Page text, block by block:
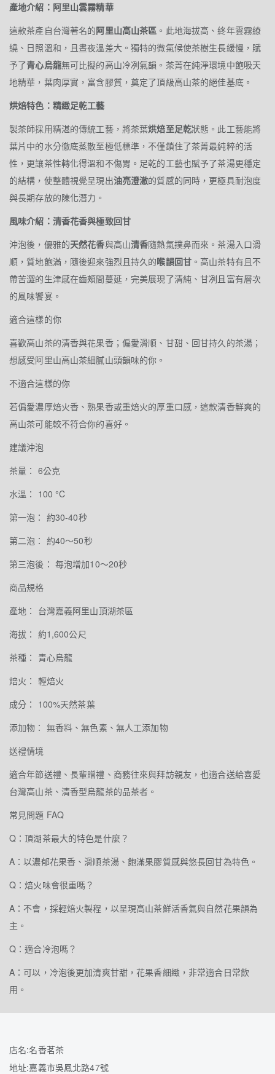
產地介紹：阿里山雲霧精華
這款茶產自台灣著名的阿里山高山茶區 。此地海拔高、終年雲霧繚
繞、日照溫和，且晝夜溫差大。獨特的微氣候使茶樹生長緩慢，賦
予了青心烏龍無可比擬的高山冷冽氣韻。茶菁在純淨環境中飽吸天
地精華，葉肉厚實，富含膠質，奠定了頂級高山茶的絕佳基底。
烘焙特色：精緻足乾工藝
製茶師採用精湛的傳統工藝，將茶葉烘焙至足乾狀態。此工藝能將
葉片中的水分徹底蒸散至極低標準，不僅鎖住了茶菁最純粹的活
性，更讓茶性轉化得溫和不傷胃。足乾的工藝也賦予了茶湯更穩定
的結構，使整體視覺呈現出油亮澄澈的質感的同時，更極具耐泡度
與長期存放的陳化潛力。
風味介紹：清香花香與極致回甘
沖泡後，優雅的天然花香與高山清香隨熱氣撲鼻而來。茶湯入口滑
順，質地飽滿，隨後迎來強烈且持久的喉韻回甘。高山茶特有且不
帶苦澀的生津感在齒頰間蔓延，完美展現了清純、甘冽且富有層次
的風味饗宴。
適合這樣的你
喜歡高山茶的清香與花果香；偏愛滑順、甘甜、回甘持久的茶湯；
想感受阿里山高山茶細膩山頭韻味的你。
不適合這樣的你
若偏愛濃厚焙火香、熟果香或重焙火的厚重口感，這款清香鮮爽的
高山茶可能較不符合你的喜好。
建議沖泡
茶量： 6公克
水溫： 100 °C
第一泡： 約30-40秒
第二泡： 約40～50秒
第三泡後： 每泡增加10～20秒
商品規格
產地： 台灣嘉義阿里山頂湖茶區
海拔： 約1,600公尺
茶種： 青心烏龍
焙火： 輕焙火
成分： 100%天然茶葉
添加物： 無香料、無色素、無人工添加物
送禮情境
適合年節送禮、長輩贈禮、商務往來與拜訪親友，也適合送給喜愛
台灣高山茶、清香型烏龍茶的品茶者。
常見問題 FAQ
Q：頂湖茶最大的特色是什麼？
A：以濃郁花果香、滑順茶湯、飽滿果膠質感與悠長回甘為特色。
Q：焙火味會很重嗎？
A：不會，採輕焙火製程，以呈現高山茶鮮活香氣與自然花果韻為
主。
Q：適合冷泡嗎？
A：可以，冷泡後更加清爽甘甜，花果香細緻，非常適合日常飲
用。
店名:名香茗茶
地址:嘉義市吳鳳北路47號